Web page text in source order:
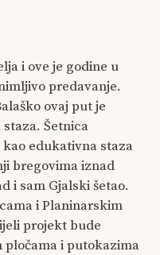
i ove je godine u
predavanje.
ovaj put je
Šetnica
edukativna staza
bregovima iznad
i sam Gjalski šetao.
i Planinarskim
projekt bude
i putokazima